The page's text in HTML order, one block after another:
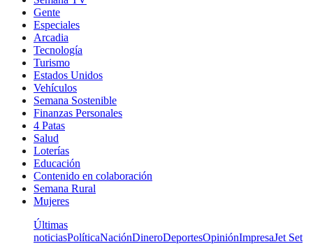
Gente
Especiales
Arcadia
Tecnología
Turismo
Estados Unidos
Vehículos
Semana Sostenible
Finanzas Personales
4 Patas
Salud
Loterías
Educación
Contenido en colaboración
Semana Rural
Mujeres
Últimas
noticiasPolíticaNaciónDineroDeportesOpiniónImpresaJet Set